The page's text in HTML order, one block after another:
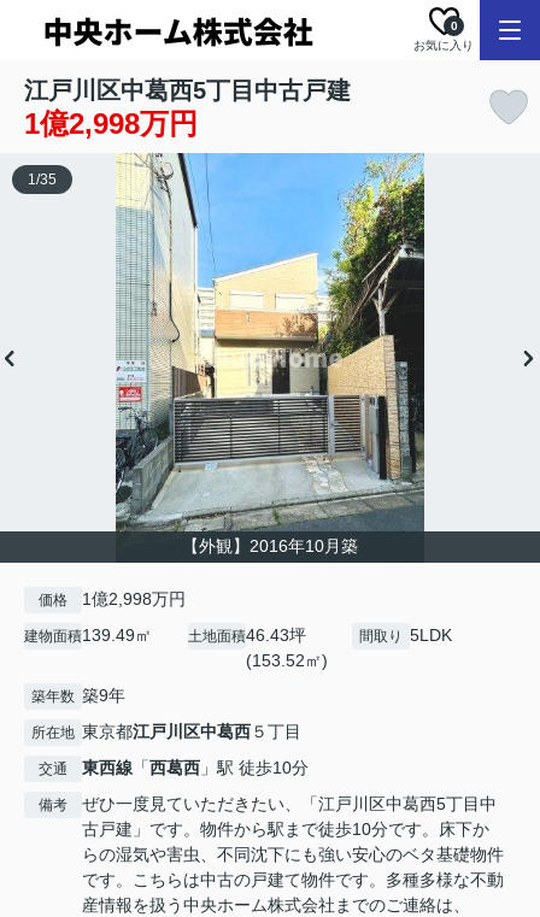
お気に入り
0
江戸川区中葛西5丁目中古戸建
1億2,998万円
【外観】2016年10月築
1/35
価格 1億2,998万円
建物面積139.49㎡ 土地面積46.43坪
(153.52㎡)
間取り 5LDK
築年数 築9年
所在地 東京都江戸川区中葛西５丁目
交通 東西線 「西葛西 」駅 徒歩10分
備考
ぜひ一度見ていただきたい、「江戸川区中葛西5丁目中
古戸建」です。物件から駅まで徒歩10分です。床下か
らの湿気や害虫、不同沈下にも強い安心のベタ基礎物件
です。こちらは中古の戸建て物件です。多種多様な不動
産情報を扱う中央ホーム株式会社までのご連絡は、